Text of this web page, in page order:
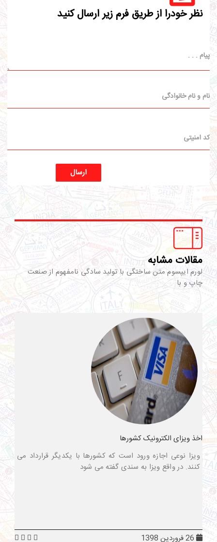
نظر خودرا از طریق فرم زیر ارسال کنید
ارسال
مقالات مشابه
لورم ایپسوم متن ساختگی با تولید سادگی نامفهوم از صنعت
چاپ و با
اخذ ویزای الکترونیک کشورها
ویزا نوعی اجازه ورود است که کشورها با یکدیگر قرارداد می
کنند. در واقع ویزا به سندی گفته می شود